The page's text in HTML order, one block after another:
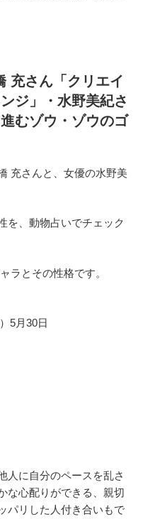
充さん「クリエイ
ジ」・水野美紀さ
むゾウ・ゾウのゴ
充さんと、女優の水野美
を、動物占いでチェック
ラとその性格です。
5月30日
人に自分のペースを乱さ
な心配りができる、親切
パリした人付き合いもで